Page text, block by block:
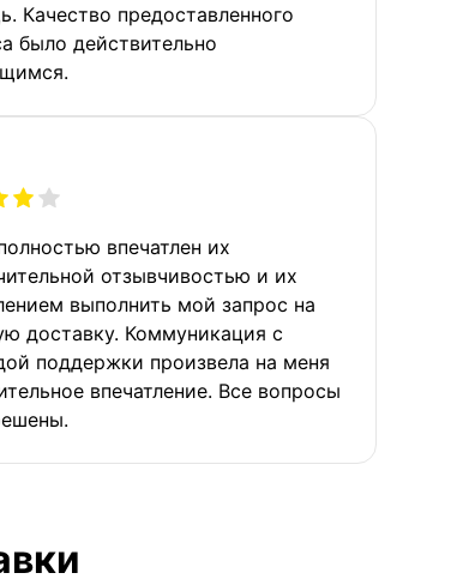
Качество предоставленного
было действительно
впечатлен их
отзывчивостью и их
выполнить мой запрос на
доставку. Коммуникация с
поддержки произвела на меня
впечатление. Все вопросы